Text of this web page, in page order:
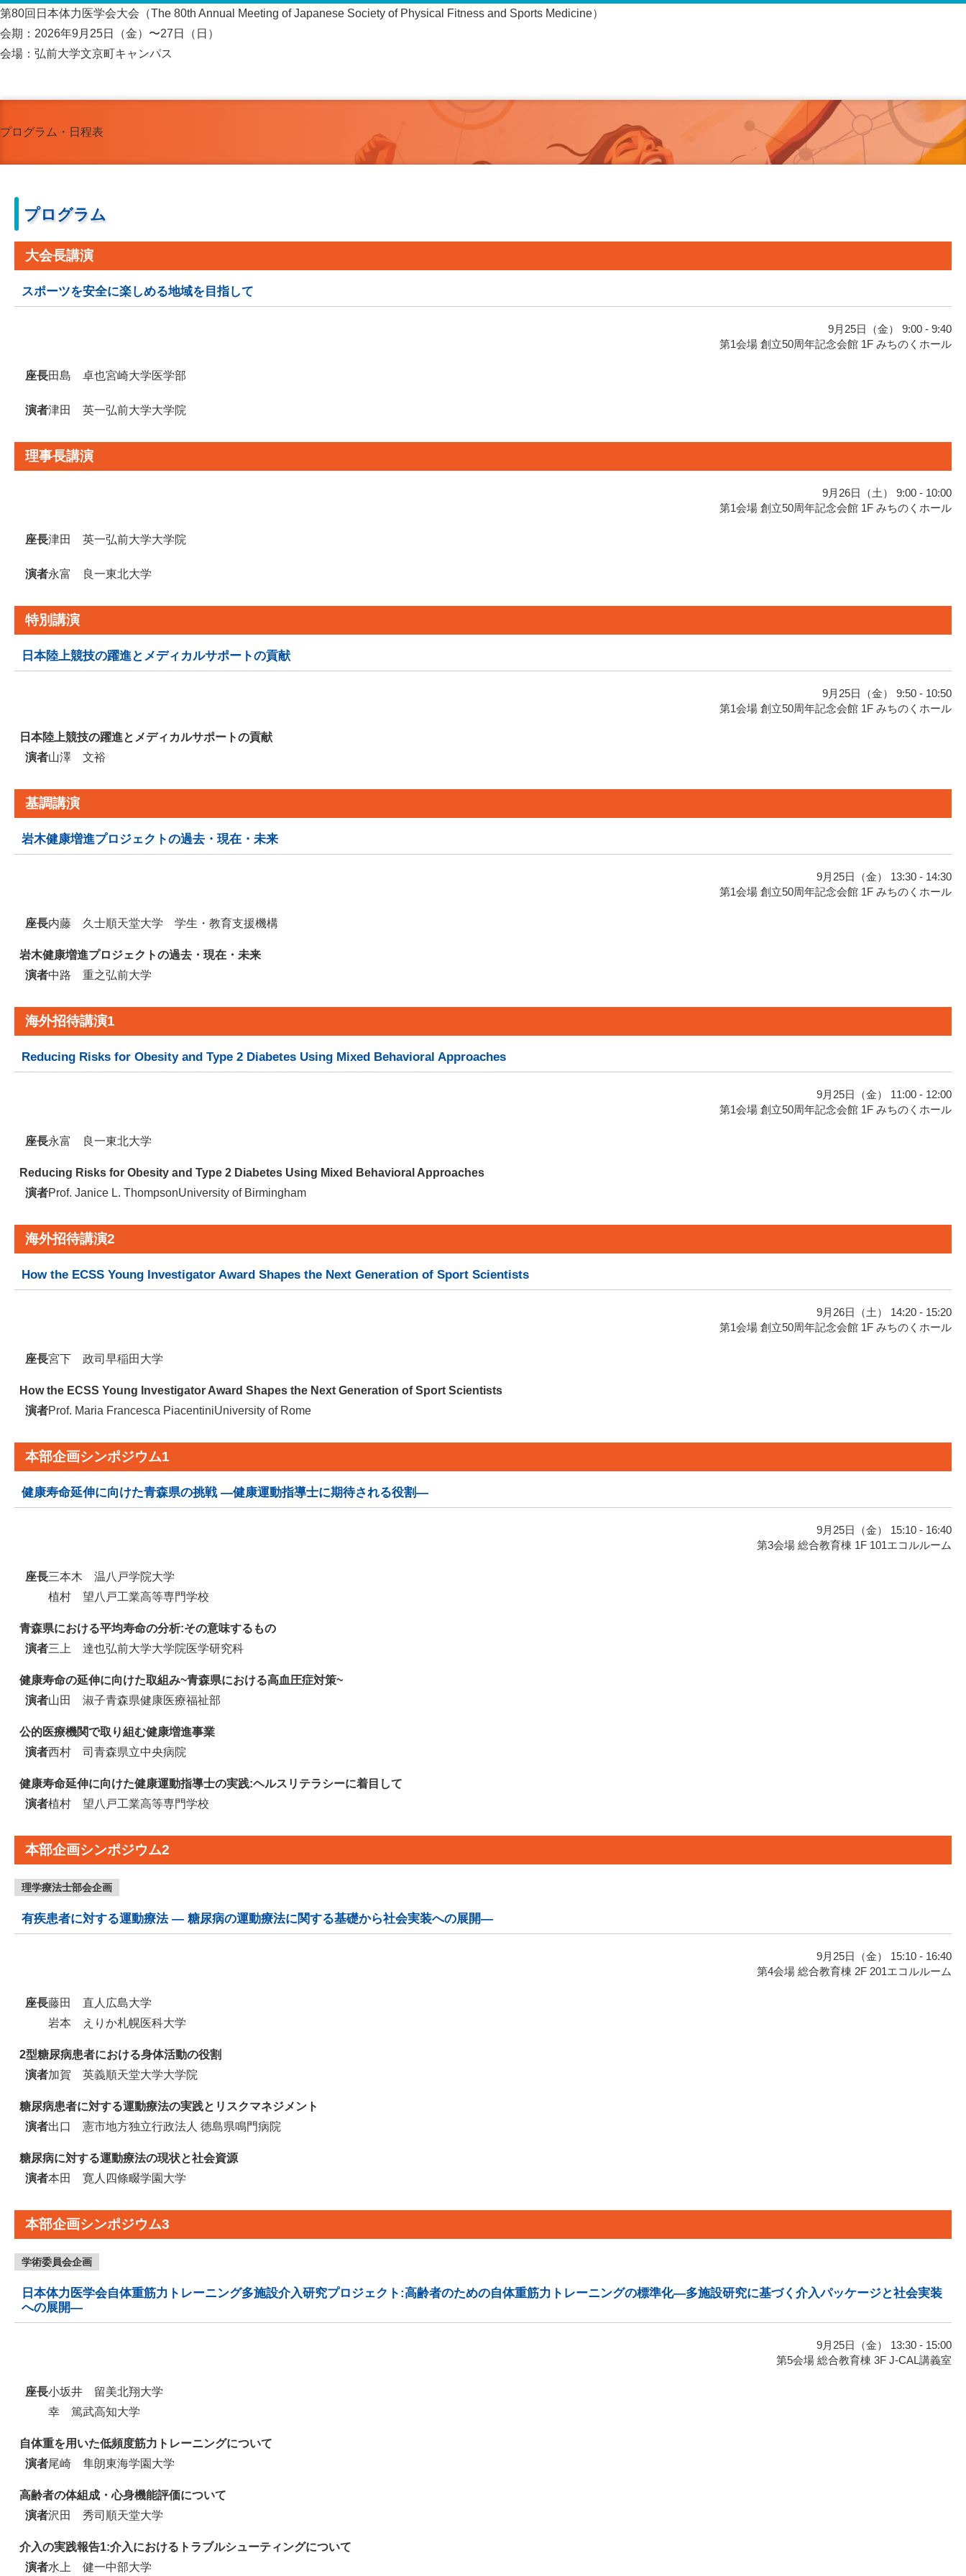
第80回日本体力医学会大会（The 80th Annual Meeting of Japanese Society of Physical Fitness and Sports Medicine）
会期：2026年9月25日（金）〜27日（日）
会場：弘前大学文京町キャンパス
プログラム・日程表
プログラム
大会長講演
スポーツを安全に楽しめる地域を目指して
9月25日（金） 9:00 - 9:40
第1会場 創立50周年記念会館 1F みちのくホール
座長田島 卓也宮崎大学医学部
演者津田 英一弘前大学大学院
理事長講演
9月26日（土） 9:00 - 10:00
第1会場 創立50周年記念会館 1F みちのくホール
座長津田 英一弘前大学大学院
演者永富 良一東北大学
特別講演
日本陸上競技の躍進とメディカルサポートの貢献
9月25日（金） 9:50 - 10:50
第1会場 創立50周年記念会館 1F みちのくホール
日本陸上競技の躍進とメディカルサポートの貢献
演者山澤 文裕
基調講演
岩木健康増進プロジェクトの過去・現在・未来
9月25日（金） 13:30 - 14:30
第1会場 創立50周年記念会館 1F みちのくホール
座長内藤 久士順天堂大学 学生・教育支援機構
岩木健康増進プロジェクトの過去・現在・未来
演者中路 重之弘前大学
海外招待講演1
Reducing Risks for Obesity and Type 2 Diabetes Using Mixed Behavioral Approaches
9月25日（金） 11:00 - 12:00
第1会場 創立50周年記念会館 1F みちのくホール
座長永富 良一東北大学
Reducing Risks for Obesity and Type 2 Diabetes Using Mixed Behavioral Approaches
演者Prof. Janice L. ThompsonUniversity of Birmingham
海外招待講演2
How the ECSS Young Investigator Award Shapes the Next Generation of Sport Scientists
9月26日（土） 14:20 - 15:20
第1会場 創立50周年記念会館 1F みちのくホール
座長宮下 政司 早稲田大学
How the ECSS Young Investigator Award Shapes the Next Generation of Sport Scientists
演者Prof. Maria Francesca PiacentiniUniversity of Rome
本部企画シンポジウム1
健康寿命延伸に向けた青森県の挑戦 ―健康運動指導士に期待される役割―
9月25日（金） 15:10 - 16:40
第3会場 総合教育棟 1F 101エコルルーム
座長三本木 温八戸学院大学
植村 望八戸工業高等専門学校
青森県における平均寿命の分析:その意味するもの
演者三上 達也弘前大学大学院医学研究科
健康寿命の延伸に向けた取組み~青森県における高血圧症対策~
演者山田 淑子青森県健康医療福祉部
公的医療機関で取り組む健康増進事業
演者西村 司 青森県立中央病院
健康寿命延伸に向けた健康運動指導士の実践:ヘルスリテラシーに着目して
演者植村 望八戸工業高等専門学校
本部企画シンポジウム2
理学療法士部会企画
有疾患者に対する運動療法 ― 糖尿病の運動療法に関する基礎から社会実装への展開―
9月25日（金） 15:10 - 16:40
第4会場 総合教育棟 2F 201エコルルーム
座長藤田 直人 広島大学
岩本 えりか札幌医科大学
2型糖尿病患者における身体活動の役割
演者加賀 英義順天堂大学大学院
糖尿病患者に対する運動療法の実践とリスクマネジメント
演者出口 憲市地方独立行政法人 徳島県鳴門病院
糖尿病に対する運動療法の現状と社会資源
演者本田 寛人 四條畷学園大学
本部企画シンポジウム3
学術委員会企画
日本体力医学会自体重筋力トレーニング多施設介入研究プロジェクト:高齢者のための自体重筋力トレーニングの標準化―多施設研究に基づく介入パッケージと社会実装
への展開―
9月25日（金） 13:30 - 15:00
第5会場 総合教育棟 3F J-CAL講義室
座長小坂井 留美北翔大学
幸 篤武高知大学
自体重を用いた低頻度筋力トレーニングについて
演者尾崎 隼朗東海学園大学
高齢者の体組成・心身機能評価について
演者沢田 秀司 順天堂大学
介入の実践報告1:介入におけるトラブルシューティングについて
演者水上 健一中部大学